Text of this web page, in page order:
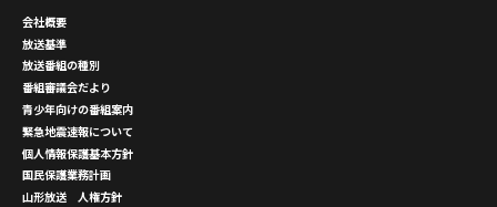
会社概要
放送基準
放送番組の種別
番組審議会だより
青少年向けの番組案内
緊急地震速報について
個人情報保護基本方針
国民保護業務計画
山形放送 人権方針